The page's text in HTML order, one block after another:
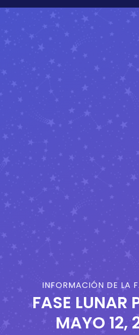
INFORMACIÓN DE LA
FASE LUNAR
MAYO 12,